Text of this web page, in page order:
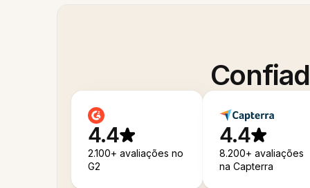
4.4
2.100+ avaliações no
G2
4.4
8.200+ avaliações
na Capterra